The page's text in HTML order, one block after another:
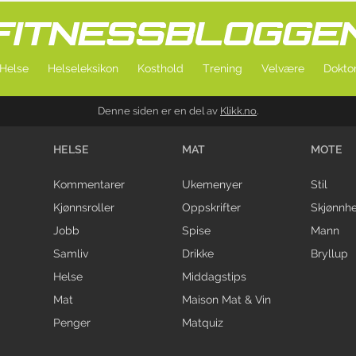
Helse Helseleksikon Kosthold Trening Velvære
Denne siden er en del av Klikk.no.
HELSE
Kommentarer
Kjønnsroller
Jobb
Samliv
Helse
Mat
Penger
MAT
Ukemenyer
Oppskrifter
Spise
Drikke
Middagstips
Maison Mat & Vin
Matquiz
MOTE
Stil
Mann
Bryllup